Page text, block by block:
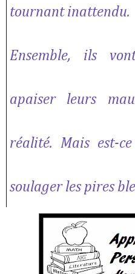
tournant inattendu.
Ensemble, ils
apaiser leurs
réalité. Mais est-
soulager les pires